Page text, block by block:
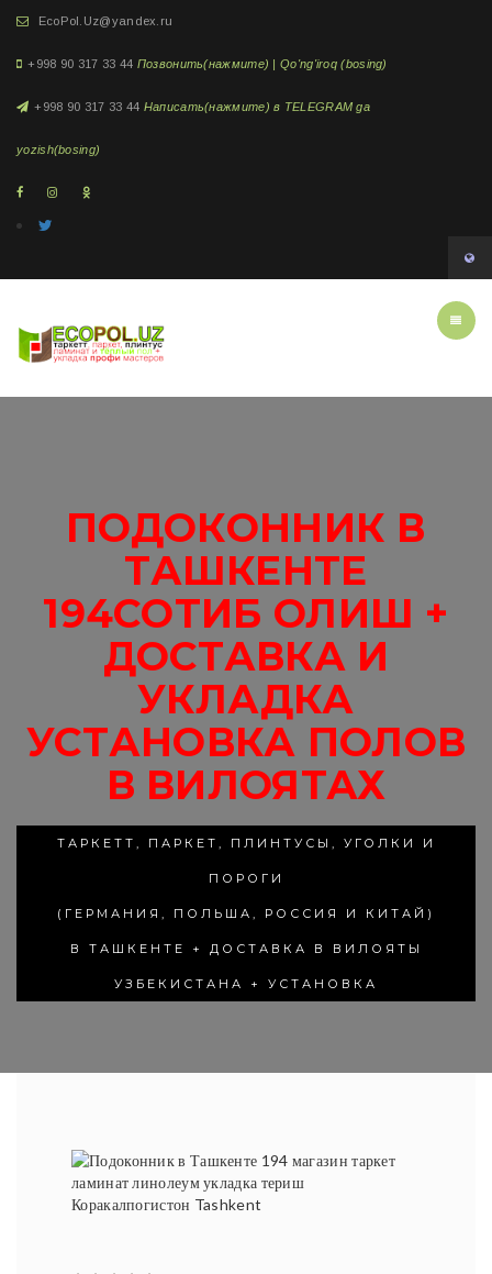
EcoPol.Uz@yandex.ru
+998 90 317 33 44 Позвонить(нажмите) | Qo'ng'iroq (bosing)
+998 90 317 33 44 Написать(нажмите) в TELEGRAM ga
yozish(bosing)
ПОДОКОННИК В
ТАШКЕНТЕ
194СОТИБ ОЛИШ +
ДОСТАВКА И
УКЛАДКА
УСТАНОВКА ПОЛОВ
В ВИЛОЯТАХ
ТАРКЕТТ, ПАРКЕТ, ПЛИНТУСЫ, УГОЛКИ И
ПОРОГИ
(ГЕРМАНИЯ, ПОЛЬША, РОССИЯ И КИТАЙ)
В ТАШКЕНТЕ + ДОСТАВКА В ВИЛОЯТЫ
УЗБЕКИСТАНА + УСТАНОВКА